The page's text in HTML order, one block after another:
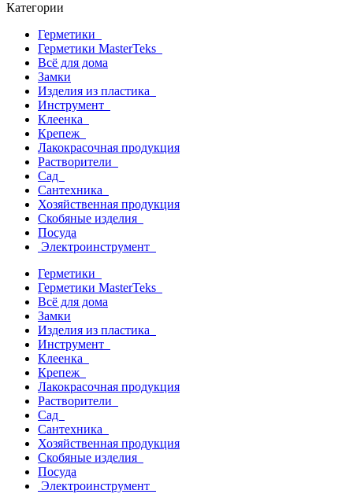
Категории
Герметики
Герметики MasterTeks
Всё для дома
Замки
Изделия из пластика
Инструмент
Клеенка
Крепеж
Лакокрасочная продукция
Растворители
Сад
Сантехника
Хозяйственная продукция
Скобяные изделия
Посуда
Электроинструмент
Герметики
Герметики MasterTeks
Всё для дома
Замки
Изделия из пластика
Инструмент
Клеенка
Крепеж
Лакокрасочная продукция
Растворители
Сад
Сантехника
Хозяйственная продукция
Скобяные изделия
Посуда
Электроинструмент